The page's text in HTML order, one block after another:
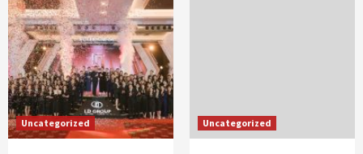
Uncategorized Uncategorized